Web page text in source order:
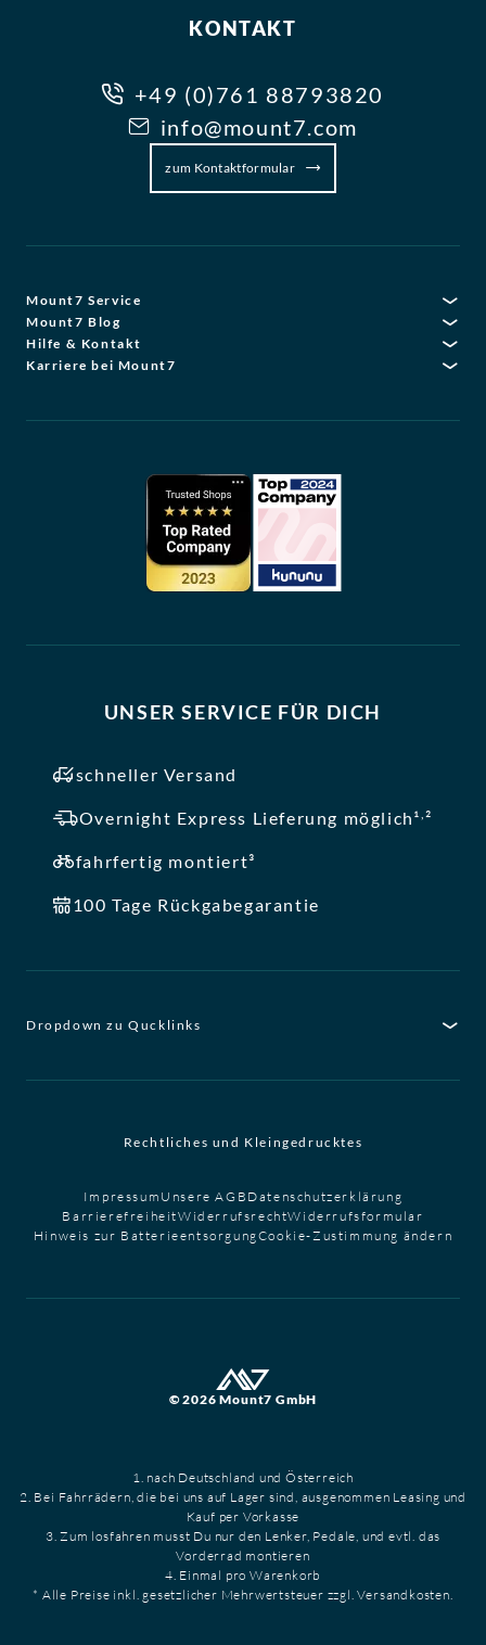
KONTAKT
+49 (0)761 88793820
info@mount7.com
zum Kontaktformular
Mount7 Service
Mount7 Blog
Hilfe & Kontakt
Karriere bei Mount7
UNSER SERVICE FÜR DICH
schneller Versand
Overnight Express Lieferung möglich¹,²
fahrfertig montiert³
100 Tage Rückgabegarantie
Dropdown zu Qucklinks
Rechtliches und Kleingedrucktes
Impressum Unsere AGB Datenschutzerklärung
BarrierefreiheitWiderrufsrechtWiderrufsformular
Hinweis zur BatterieentsorgungCookie-Zustimmung ändern
© 2026 Mount7 GmbH
1. nach Deutschland und Österreich
2. Bei Fahrrädern, die bei uns auf Lager sind, ausgenommen Leasing und
Kauf per Vorkasse
3. Zum losfahren musst Du nur den Lenker, Pedale, und evtl. das
Vorderrad montieren
4. Einmal pro Warenkorb
* Alle Preise inkl. gesetzlicher Mehrwertsteuer zzgl. Versandkosten.